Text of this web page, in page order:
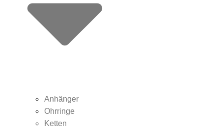
Anhänger
Ohrringe
Ketten